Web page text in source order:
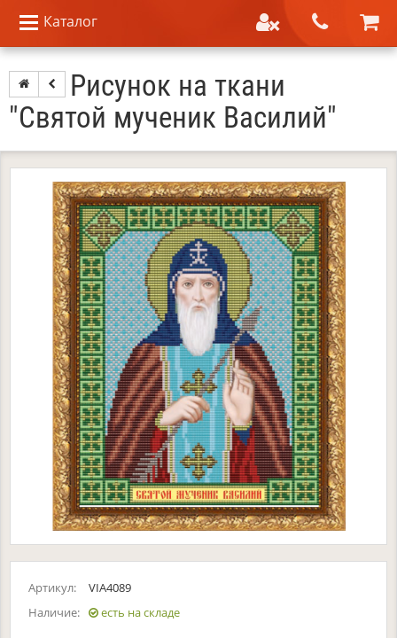
Каталог
Рисунок на ткани
"Святой мученик Василий"
Артикул:
VIA4089
Наличие:
есть на складе